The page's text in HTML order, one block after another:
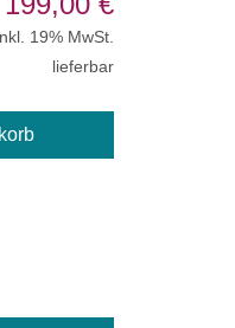
19% MwSt.
lieferbar